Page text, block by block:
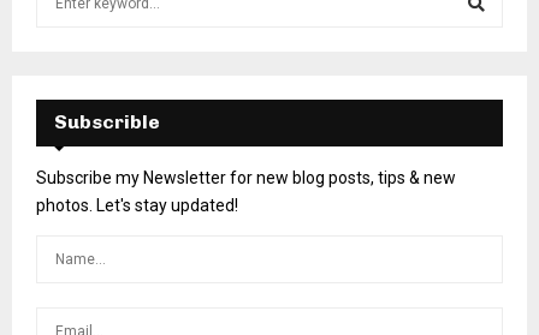
Subscrible
Subscribe my Newsletter for new blog posts, tips & new
photos. Let's stay updated!